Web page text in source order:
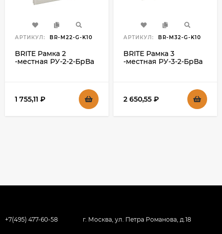
АРТИКУЛ: BR-M22-G-K10
BRITE Рамка 2
-местная РУ-2-2-БрВа
1 755,11 ₽
АРТИКУЛ: BR-M32-G-K10
BRITE Рамка 3
-местная РУ-3-2-БрВа
2 650,55 ₽
+7(495) 477-60-58 г. Москва, ул. Петра Романова, д.18